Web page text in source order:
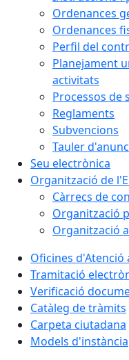
Ordenances
Ordenances
Perfil del
Planejament
activitats
Processos de
Reglaments
Subvencions
Tauler
Seu electrònica
Organització de
Càrrecs de
Organització
Organització
Oficines d'Atenció
Tramitació
Verificació
Catàleg de tràmits
Carpeta ciutadana
Models d'instància